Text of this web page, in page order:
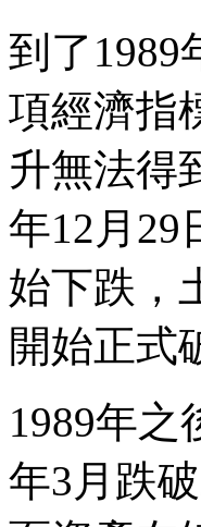
到了1989
項經濟指
升無法得
年12月29
始下跌，
開始正式
1989年之
年3月跌